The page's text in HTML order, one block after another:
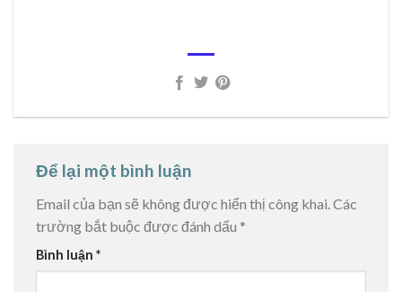
Để lại một bình luận
Email của bạn sẽ không được hiển thị công khai.Các
trường bắt buộc được đánh dấu *
Bình luận *